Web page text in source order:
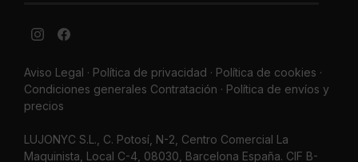
Aviso Legal · Política de privacidad · Política de cookies ·
Condiciones generales Contratación · Política de envíos y
precios
LUJONYC S.L., C. Potosí, N-2, Centro Comercial La
Maquinista, Local C-4, 08030, Barcelona España. CIF B-